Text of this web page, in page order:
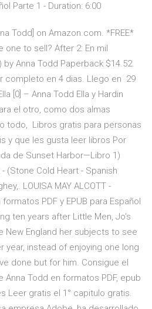
Parte 1 - Duration: 6:00
Todd] on Amazon.com. *FREE*
one to sell? After 2: En mil
Anna Todd Paperback $14.52.
completo en 4 dias. Llego en 29
[0] – Anna Todd Ella y Hardin
el otro, como dos almas
todo, Libros gratis para personas
y que les gusta leer libros Por
de Sunset Harbor—Libro 1)
(Stone Cold Heart - Spanish
LOUISA MAY ALCOTT -
PDF y EPUB para Español
ten years after Little Men, Jo's
New England her subjects to see
year, instead of enjoying one long
done but for him. Consigue el
Anna Todd en formatos PDF, epub
Leer gratis el 1° capitulo gratis.